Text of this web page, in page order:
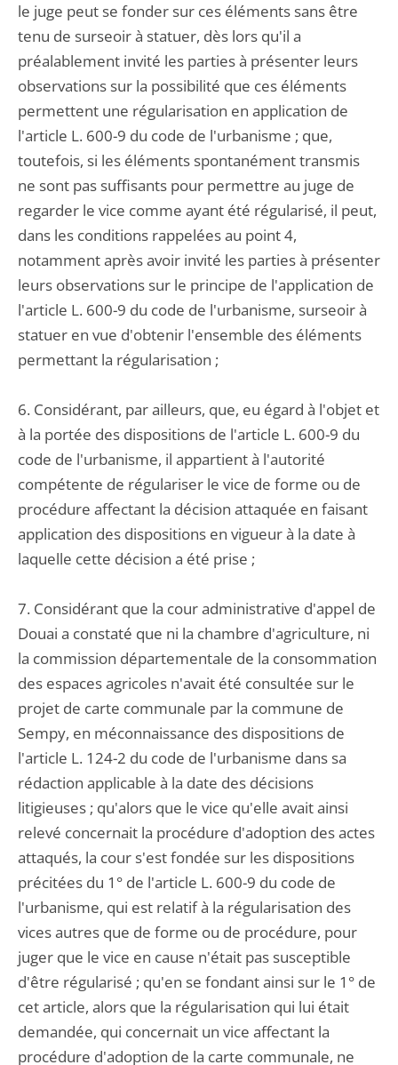
le juge peut se fonder sur ces éléments sans être
tenu de surseoir à statuer, dès lors qu'il a
préalablement invité les parties à présenter leurs
observations sur la possibilité que ces éléments
permettent une régularisation en application de
l'article L. 600-9 du code de l'urbanisme ; que,
toutefois, si les éléments spontanément transmis
ne sont pas suffisants pour permettre au juge de
regarder le vice comme ayant été régularisé, il peut,
dans les conditions rappelées au point 4,
notamment après avoir invité les parties à présenter
leurs observations sur le principe de l'application de
l'article L. 600-9 du code de l'urbanisme, surseoir à
statuer en vue d'obtenir l'ensemble des éléments
permettant la régularisation ;
6. Considérant, par ailleurs, que, eu égard à l'objet et
à la portée des dispositions de l'article L. 600-9 du
code de l'urbanisme, il appartient à l'autorité
compétente de régulariser le vice de forme ou de
procédure affectant la décision attaquée en faisant
application des dispositions en vigueur à la date à
laquelle cette décision a été prise ;
7. Considérant que la cour administrative d'appel de
Douai a constaté que ni la chambre d'agriculture, ni
la commission départementale de la consommation
des espaces agricoles n'avait été consultée sur le
projet de carte communale par la commune de
Sempy, en méconnaissance des dispositions de
l'article L. 124-2 du code de l'urbanisme dans sa
rédaction applicable à la date des décisions
litigieuses ; qu'alors que le vice qu'elle avait ainsi
relevé concernait la procédure d'adoption des actes
attaqués, la cour s'est fondée sur les dispositions
précitées du 1° de l'article L. 600-9 du code de
l'urbanisme, qui est relatif à la régularisation des
vices autres que de forme ou de procédure, pour
juger que le vice en cause n'était pas susceptible
d'être régularisé ; qu'en se fondant ainsi sur le 1° de
cet article, alors que la régularisation qui lui était
demandée, qui concernait un vice affectant la
procédure d'adoption de la carte communale, ne